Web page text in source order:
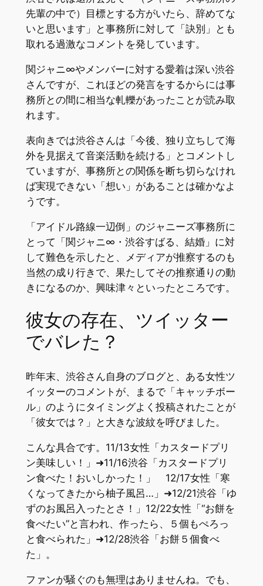
先輩の中で）目標とする方がいたら、辞めてな
いと思います」と事務所に対して「訣別」とも
取れる過激なコメントを発しています。
関ジャニ∞やメンバーに対する愛着は深い渋谷
さんですが、これほどの発言をするからには事
務所との間に相当な軋轢があったことが読み取
れます。
表向きでは渋谷さんは「今後、独り立ちして海
外を見据えて音楽活動を続ける」とコメントし
ていますが、事務所との関係を断ち切らなけれ
ば実現できない「想い」があることは確かなよ
うです。
「アイドル路線一辺倒」のジャニーズ事務所に
とって「関ジャニ∞・渋谷すばる、結婚」に対
して難色を示したと、メディアが推察するのも
当然の成り行きで、果たしてその推察通りの動
きになるのか、興味津々といったところです。
彼女の存在、ツイッター
でバレた？
昨年末、渋谷さん自身のブログと、ある女性ツ
イッターのコメントが、まるで「キャッチボー
ル」のようにタイミングよく投稿されたことが
「彼女では？」と大きな波紋を呼びました。
こんな具合です。11/13女性「カスタードプリ
ン美味しい！」➜11/16渋谷「カスタードプリ
ン食べた！おいしかった！」 12/17女性「寒
くなってきたから柚子風呂…」➜12/21渋谷「ゆ
ずのお風呂入ったとさ！」12/22女性「“お餅を
食べたい”と言われ、作ったら、５個もぺろっ
と食べられた」➜12/28渋谷「お餅５個食べ
た」。
ファンが騒ぐのも無理はありませんね。でも、